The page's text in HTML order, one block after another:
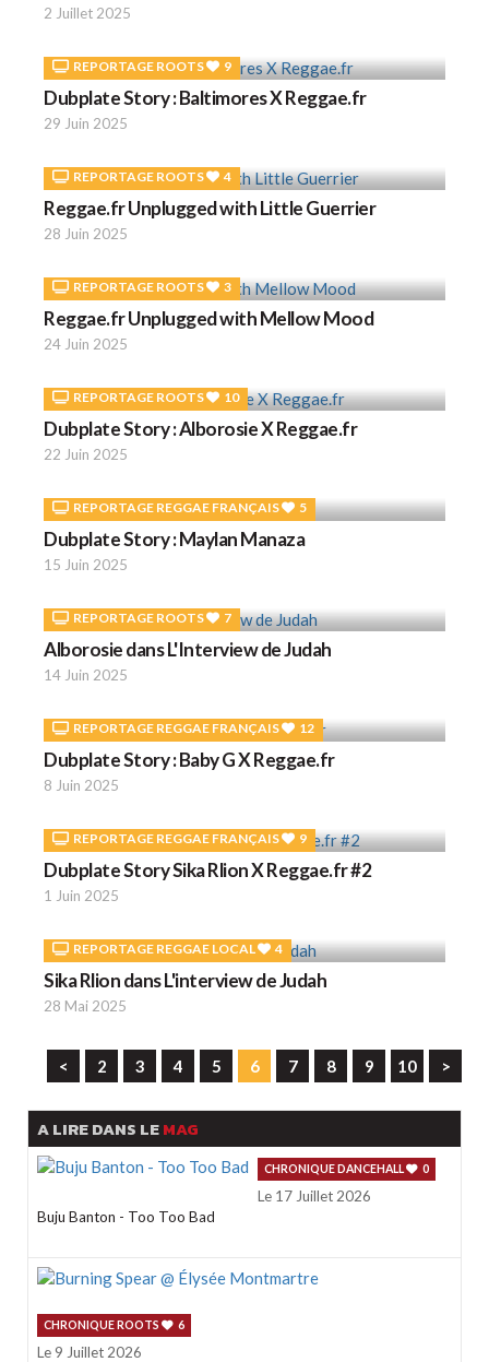
2 Juillet 2025
REPORTAGE ROOTS 9
Dubplate Story : Baltimores X Reggae.fr
29 Juin 2025
REPORTAGE ROOTS 4
Reggae.fr Unplugged with Little Guerrier
28 Juin 2025
REPORTAGE ROOTS 3
Reggae.fr Unplugged with Mellow Mood
24 Juin 2025
REPORTAGE ROOTS 10
Dubplate Story : Alborosie X Reggae.fr
22 Juin 2025
REPORTAGE REGGAE FRANÇAIS 5
Dubplate Story : Maylan Manaza
15 Juin 2025
REPORTAGE ROOTS 7
Alborosie dans L'Interview de Judah
14 Juin 2025
REPORTAGE REGGAE FRANÇAIS 12
Dubplate Story : Baby G X Reggae.fr
8 Juin 2025
REPORTAGE REGGAE FRANÇAIS 9
Dubplate Story Sika Rlion X Reggae.fr #2
1 Juin 2025
REPORTAGE REGGAE LOCAL 4
Sika Rlion dans L'interview de Judah
28 Mai 2025
< 2 3 4 5 6 7 8 9 10 >
A LIRE DANS LEMAG
CHRONIQUE DANCEHALL 0
Le 17 Juillet 2026
Buju Banton - Too Too Bad
CHRONIQUE ROOTS 6
Le 9 Juillet 2026